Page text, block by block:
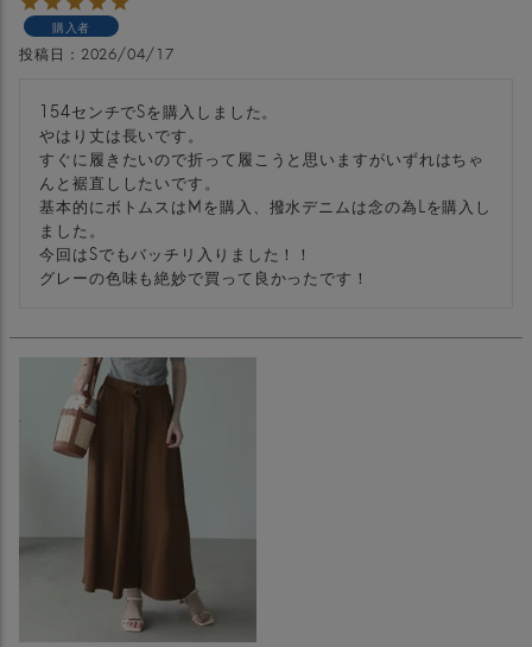
購入者
投稿日 2026/04/17
154センチでSを購入しました。
やはり丈は長いです。
すぐに履きたいので折って履こうと思いますがいずれはちゃ
んと裾直ししたいです。
基本的にボトムスはMを購入、撥水デニムは念の為Lを購入し
ました。
今回はSでもバッチリ入りました！！
グレーの色味も絶妙で買って良かったです！